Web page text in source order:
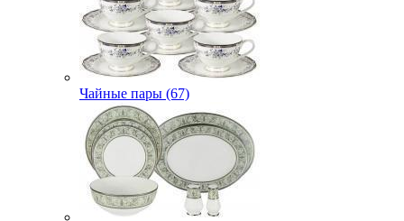
Чайные пары (67)